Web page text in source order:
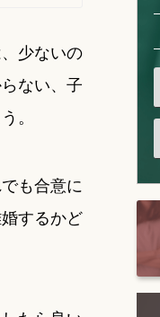
少ないの
ない、子
。
も合意に
するかど